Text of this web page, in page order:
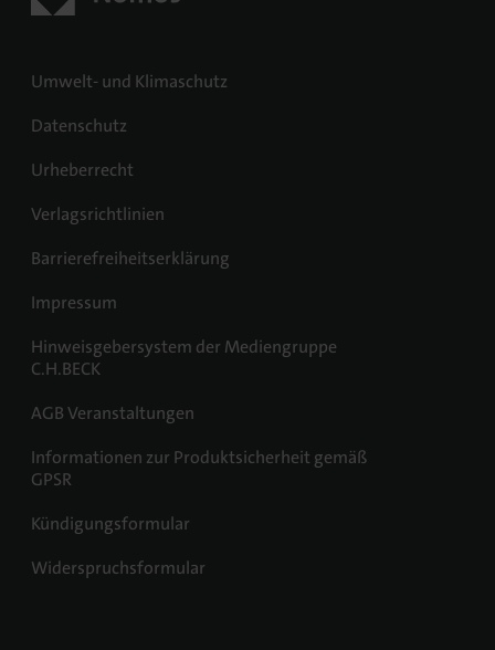
Umwelt- und Klimaschutz
Datenschutz
Urheberrecht
Verlagsrichtlinien
Barrierefreiheitserklärung
Impressum
Hinweisgebersystem der Mediengruppe
C.H.BECK
AGB Veranstaltungen
Informationen zur Produktsicherheit gemäß
GPSR
Kündigungsformular
Widerspruchsformular